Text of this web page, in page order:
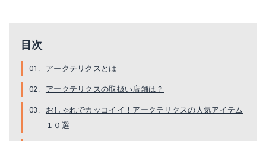
目次
アークテリクスとは
アークテリクスの取扱い店舗は？
おしゃれでカッコイイ！アークテリクスの人気アイテム
１０選